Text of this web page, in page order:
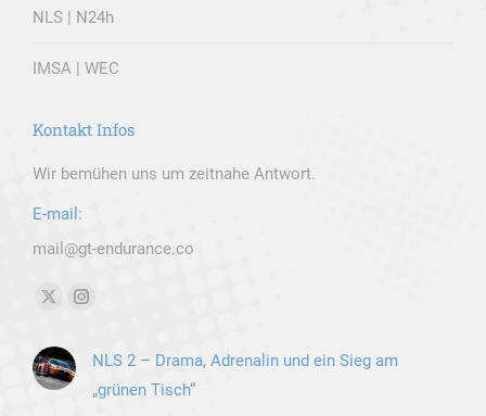
NLS | N24h
IMSA | WEC
Kontakt Infos
Wir bemühen uns um zeitnahe Antwort.
E-mail:
mail@gt-endurance.co
Finden Sie uns auf:
X
opens
in
Instagram
opens
in
NLS 2 – Drama, Adrenalin und ein Sieg am
„grünen Tisch“